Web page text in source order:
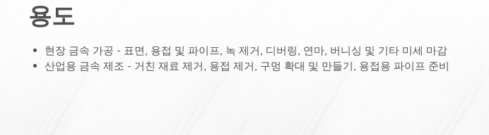
용도
현장 금속 가공 - 표면, 용접 및 파이프, 녹 제거, 디버링, 연마, 버니싱 및 기타 미세 마감
산업용 금속 제조 - 거친 재료 제거, 용접 제거, 구멍 확대 및 만들기, 용접용 파이프 준비